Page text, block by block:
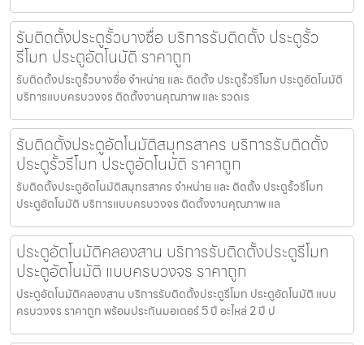
รับติดตั้งประตูรั้วบางซื่อ บริการรับติดตั้ง ประตูรั้ว
รีโมท ประตูอัตโนมัติ ราคาถูก
รับติดตั้งประตูรั้วบางซื่อ จำหน่าย และ ติดตั้ง ประตูรั้วรีโมท ประตูอัตโนมัติ
บริการแบบครบวงจร ติดตั้งงานคุณภาพ และ รวดเร
รับติดตั้งประตูอัตโนมัติสมุทรสาคร บริการรับติดตั้ง
ประตูรั้วรีโมท ประตูอัตโนมัติ ราคาถูก
รับติดตั้งประตูอัตโนมัติสมุทรสาคร จำหน่าย และ ติดตั้ง ประตูรั้วรีโมท
ประตูอัตโนมัติ บริการแบบครบวงจร ติดตั้งงานคุณภาพ แล
ประตูอัตโนมัติคลองสาน บริการรับติดตั้งประตูรีโมท
ประตูอัตโนมัติ แบบครบวงจร ราคาถูก
ประตูอัตโนมัติคลองสาน บริการรับติดตั้งประตูรีโมท ประตูอัตโนมัติ แบบ
ครบวงจร ราคาถูก พร้อมประกันมอเตอร์ 5 ปี อะไหล่ 2 ปี ป